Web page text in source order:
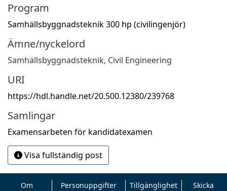
Program
Samhällsbyggnadsteknik 300 hp (civilingenjör)
Ämne/nyckelord
Samhällsbyggnadsteknik, Civil Engineering
URI
https://hdl.handle.net/20.500.12380/239768
Samlingar
Examensarbeten för kandidatexamen
Visa fullständig post
Om Personuppgifter Tillgänglighet Skicka